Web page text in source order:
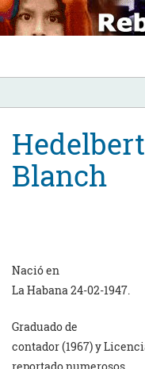
Skip
to
content
Blanch
Nació en
La Habana 24-02-1947.
Graduado de
contador (1967) y